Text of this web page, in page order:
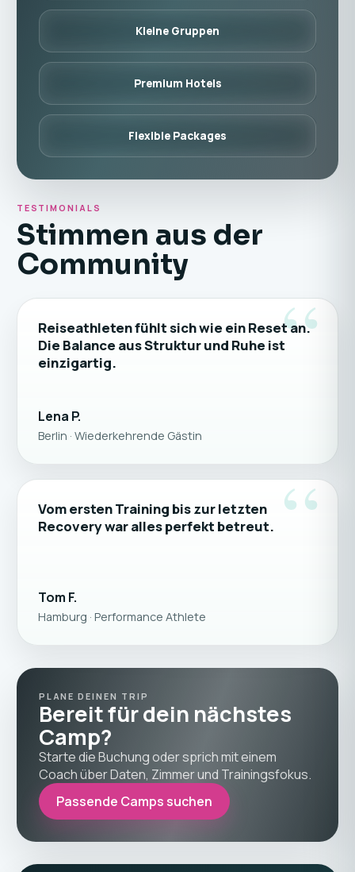
Kleine Gruppen
Premium Hotels
Flexible Packages
TESTIMONIALS
Stimmen aus der
Community
“
Reiseathleten fühlt sich wie ein Reset an.
Die Balance aus Struktur und Ruhe ist
einzigartig.
Lena P.
Berlin · Wiederkehrende Gästin
“
Vom ersten Training bis zur letzten
Recovery war alles perfekt betreut.
Tom F.
Hamburg · Performance Athlete
PLANE DEINEN TRIP
Bereit für dein nächstes
Camp?
Starte die Buchung oder sprich mit einem
Coach über Daten, Zimmer und Trainingsfokus.
Passende Camps suchen